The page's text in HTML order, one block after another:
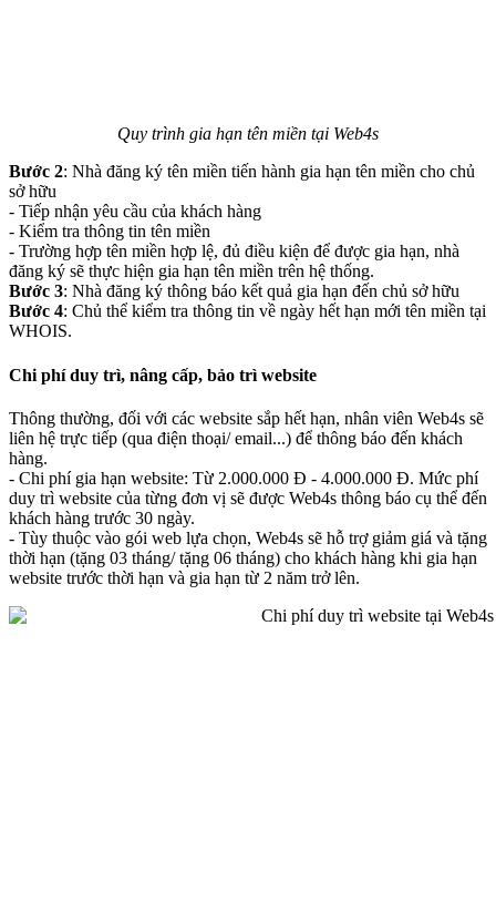
Quy trình gia hạn tên miền tại Web4s
Bước 2: Nhà đăng ký tên miền tiến hành gia hạn tên miền cho chủ
sở hữu
- Tiếp nhận yêu cầu của khách hàng
- Kiểm tra thông tin tên miền
- Trường hợp tên miền hợp lệ, đủ điều kiện để được gia hạn, nhà
đăng ký sẽ thực hiện gia hạn tên miền trên hệ thống.
Bước 3: Nhà đăng ký thông báo kết quả gia hạn đến chủ sở hữu
Bước 4: Chủ thể kiểm tra thông tin về ngày hết hạn mới tên miền tại
WHOIS.
Chi phí duy trì, nâng cấp, bảo trì website
Thông thường, đối với các website sắp hết hạn, nhân viên Web4s sẽ
liên hệ trực tiếp (qua điện thoại/ email...) để thông báo đến khách
hàng.
- Chi phí gia hạn website: Từ 2.000.000 Đ - 4.000.000 Đ. Mức phí
duy trì website của từng đơn vị sẽ được Web4s thông báo cụ thể đến
khách hàng trước 30 ngày.
- Tùy thuộc vào gói web lựa chọn, Web4s sẽ hỗ trợ giảm giá và tặng
thời hạn (tặng 03 tháng/ tặng 06 tháng) cho khách hàng khi gia hạn
website trước thời hạn và gia hạn từ 2 năm trở lên.